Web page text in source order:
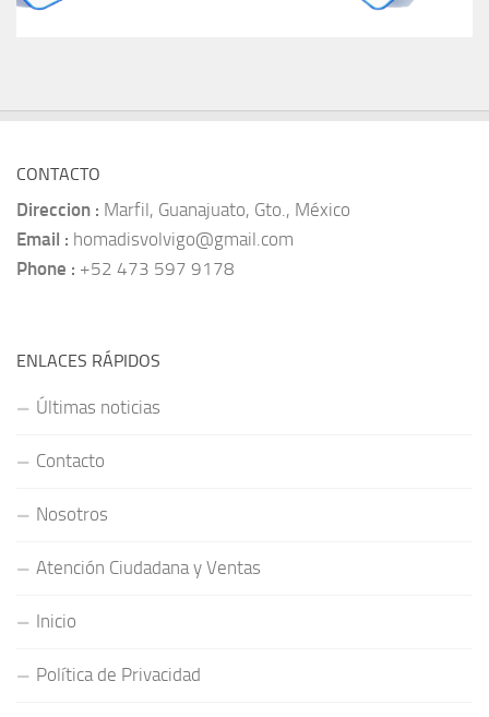
CONTACTO
Direccion : Marfil, Guanajuato, Gto., México
Email : homadisvolvigo@gmail.com
Phone : +52 473 597 9178
ENLACES RÁPIDOS
Últimas noticias
Contacto
Nosotros
Atención Ciudadana y Ventas
Inicio
Política de Privacidad